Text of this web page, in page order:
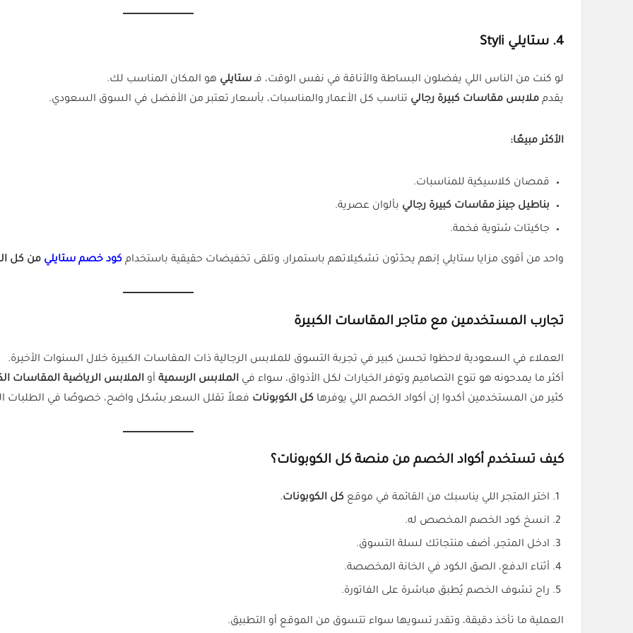
4. ستايلي Styli
لو كنت من الناس اللي يفضلون البساطة والأناقة في نفس الوقت، فـستايلي هو المكان المناسب لك.
يقدم ملابس مقاسات كبيرة رجالي تناسب كل الأعمار والمناسبات، بأسعار تعتبر من الأفضل في السوق السعودي.
الأكثر مبيعًا:
قمصان كلاسيكية للمناسبات.
بناطيل جينز مقاسات كبيرة رجالي بألوان عصرية.
جاكيتات شتوية فخمة.
واحد من أقوى مزايا ستايلي إنهم يحدّثون تشكيلاتهم باستمرار، وتلقى تخفيضات حقيقية باستخدام كود خصم ستايلي من كل
تجارب المستخدمين مع متاجر المقاسات الكبيرة
العملاء في السعودية لاحظوا تحسن كبير في تجربة التسوق للملابس الرجالية ذات المقاسات الكبيرة خلال السنوات الأخيرة.
أكثر ما يمدحونه هو تنوع التصاميم وتوفر الخيارات لكل الأذواق، سواء في الملابس الرسمية أو الملابس الرياضية المقاسات
كثير من المستخدمين أكدوا إن أكواد الخصم اللي يوفرها كل الكوبونات فعلاً تقلل السعر بشكل واضح، خصوصًا في الطلبات
كيف تستخدم أكواد الخصم من منصة كل الكوبونات؟
اختر المتجر اللي يناسبك من القائمة في موقع كل الكوبونات.
انسخ كود الخصم المخصص له.
ادخل المتجر، أضف منتجاتك لسلة التسوق.
أثناء الدفع، الصق الكود في الخانة المخصصة.
راح تشوف الخصم يُطبق مباشرة على الفاتورة.
العملية ما تأخذ دقيقة، وتقدر تسويها سواء تتسوق من الموقع أو التطبيق.